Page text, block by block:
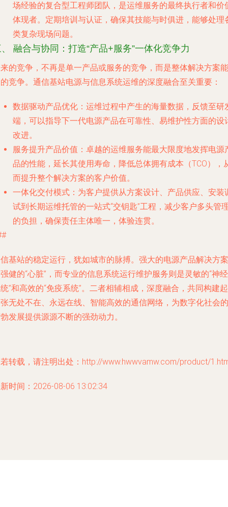
场经验的复合型工程师团队，是运维服务的最终执行者和价
体现者。定期培训与认证，确保其技能与时俱进，能够处理
类复杂现场问题。
融合与协同：打造“产品+服务”一体化竞争力
的竞争，不再是单一产品或服务的竞争，而是整体解决方案能
竞争。通信基站电源与信息系统运维的深度融合至关重要：
数据驱动产品优化 ：运维过程中产生的海量数据，反馈至研
端，可以指导下一代电源产品在可靠性、易维护性方面的设
改进。
服务提升产品价值 ：卓越的运维服务能最大限度地发挥电源
品的性能，延长其使用寿命，降低总体拥有成本（TCO），
而提升整个解决方案的客户价值。
一体化交付模式 ：为客户提供从方案设计、产品供应、安装
试到长期运维托管的一站式“交钥匙”工程，减少客户多头管
的负担，确保责任主体唯一，体验连贯。
基站的稳定运行，犹如城市的脉搏。强大的电源产品解决方案
健的“心脏”，而专业的信息系统运行维护服务则是灵敏的“神经
”和高效的“免疫系统”。二者相辅相成，深度融合，共同构建起
无处不在、永远在线、智能高效的通信网络，为数字化社会的
发展提供源源不断的强劲动力。
转载，请注明出处：http://www.hwwvamw.com/product/
时间：2026-08-06 13:02:34